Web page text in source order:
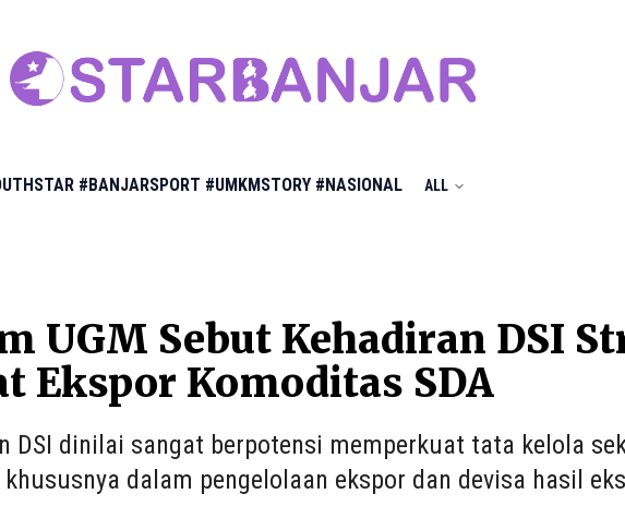
#BANJARSPORT #UMKMSTORY #NASIONAL ALL
UGM Sebut Kehadiran DSI
Ekspor Komoditas SDA
DSI dinilai sangat berpotensi memperkuat tata kelola
dalam pengelolaan ekspor dan devisa hasil